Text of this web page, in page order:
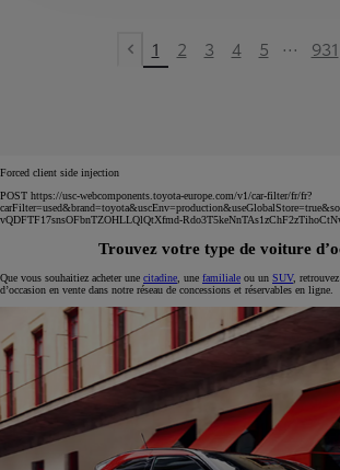
Previous page
1 2 3 4 5 ... 931
Forced client side injection
POST https://usc-webcomponents.toyota-europe.com/v1/car-filter/fr/fr?
vQDFTF17snsOFbnTZOHLLQlQtXfmd-
Trouvez votre type de voiture
Que vous souhaitiez acheter une citadine , une familiale ou un SUV,
d’occasion en vente dans notre réseau de concessions et réservables en ligne.